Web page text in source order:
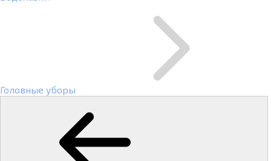
Головные уборы